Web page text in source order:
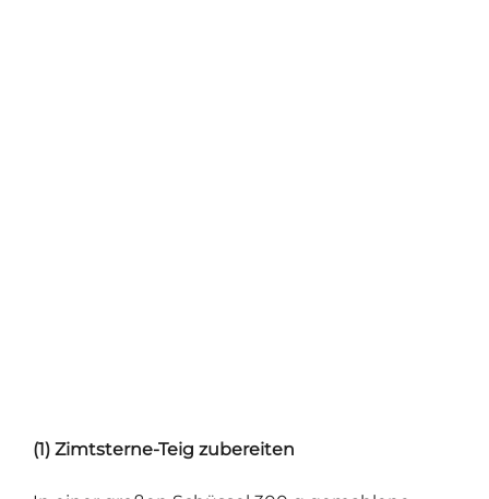
(1) Zimtsterne-Teig zubereiten